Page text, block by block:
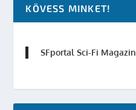
KÖVESS MINKET!
SFportal Sci-Fi Magazin